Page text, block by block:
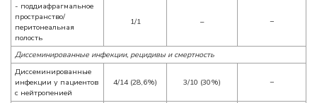
- поддиафрагмальное
пространство/
перитонеальная
полость
1/1 – −
Диссеминированные инфекции, рецидивы и смертность
Диссеминированные
инфекции у пациентов
с нейтропенией
4/14 (28,6%) 3/10 (30%) −